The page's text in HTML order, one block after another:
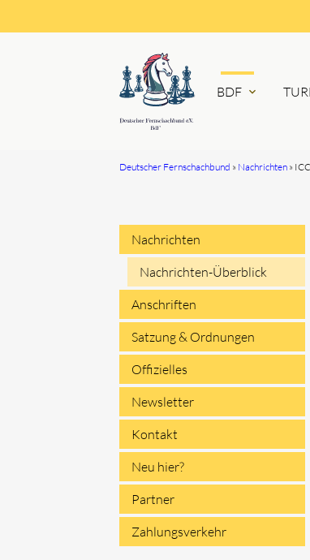
BDF expand_more
Deutscher Fernschachbund Nachrichten
Navigation
überspringen
Nachrichten
Nachrichten-Überblick
Anschriften
Satzung & Ordnungen
Offizielles
Newsletter
Kontakt
Neu hier?
Partner
Zahlungsverkehr